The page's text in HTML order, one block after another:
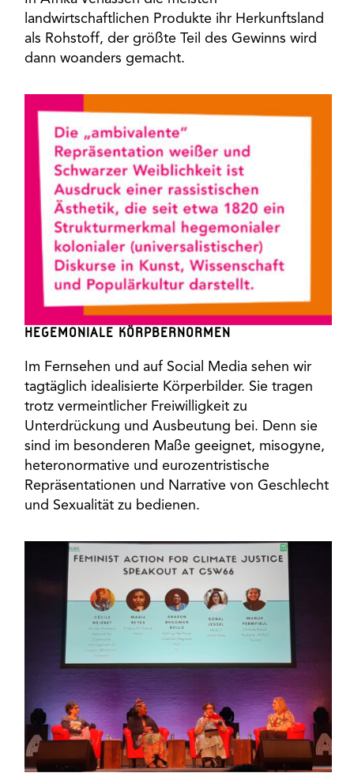
landwirtschaftlichen Produkte ihr Herkunftsland
als Rohstoff, der größte Teil des Gewinns wird
dann woanders gemacht.
HEGEMONIALE KÖRPBERNORMEN
Im Fernsehen und auf Social Media sehen wir
tagtäglich idealisierte Körperbilder. Sie tragen
trotz vermeintlicher Freiwilligkeit zu
Unterdrückung und Ausbeutung bei. Denn sie
sind im besonderen Maße geeignet, misogyne,
heteronormative und eurozentristische
Repräsentationen und Narrative von Geschlecht
und Sexualität zu bedienen.